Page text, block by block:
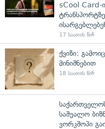
sCool Card-
17 საათის წინ
ქვიზი:
მინიშნებით
18 საათის წინ
საშუალო
ვორკშოპი